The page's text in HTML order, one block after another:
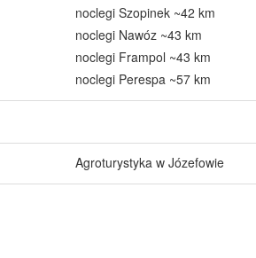
noclegi Szopinek ~42 km
noclegi Nawóz ~43 km
noclegi Frampol ~43 km
noclegi Perespa ~57 km
Agroturystyka w Józefowie